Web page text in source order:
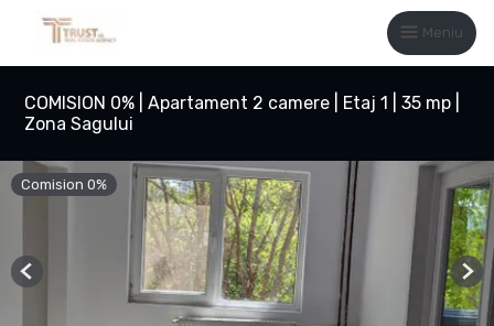
Meniu
COMISION 0% | Apartament 2 camere | Etaj 1 | 35 mp |
Zona Sagului
Comision 0%
Previous